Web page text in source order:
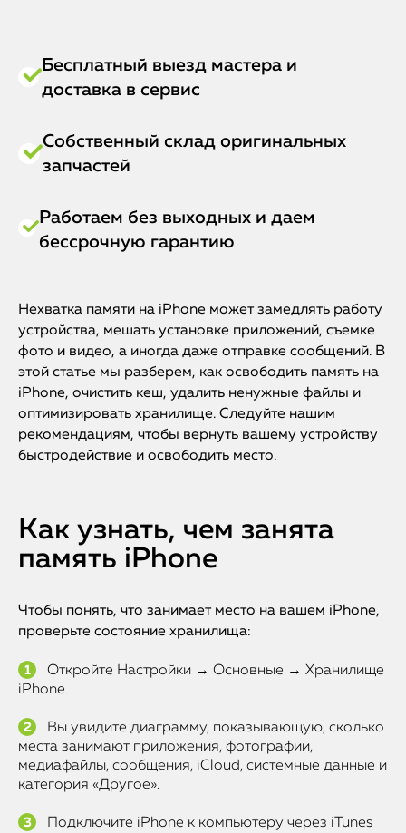
Бесплатный выезд мастера и
доставка в сервис
Собственный склад оригинальных
запчастей
Работаем без выходных и даем
бессрочную гарантию
Нехватка памяти на iPhone может замедлять работу
устройства, мешать установке приложений, съемке
фото и видео, а иногда даже отправке сообщений. В
этой статье мы разберем, как освободить память на
iPhone, очистить кеш, удалить ненужные файлы и
оптимизировать хранилище. Следуйте нашим
рекомендациям, чтобы вернуть вашему устройству
быстродействие и освободить место.
Как узнать, чем занята
память iPhone
Чтобы понять, что занимает место на вашем iPhone,
проверьте состояние хранилища:
Откройте Настройки → Основные → Хранилище
iPhone.
Вы увидите диаграмму, показывающую, сколько
места занимают приложения, фотографии,
медиафайлы, сообщения, iCloud, системные данные и
категория «Другое».
Подключите iPhone к компьютеру через iTunes